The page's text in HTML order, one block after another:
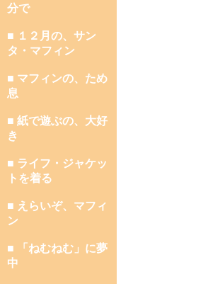
分で
■ １２月の、サン
タ・マフィン
■ マフィンの、ため
息
■ 紙で遊ぶの、大好
き
■ ライフ・ジャケッ
トを着る
■ えらいぞ、マフィ
ン
■ 「ねむねむ」に夢
中